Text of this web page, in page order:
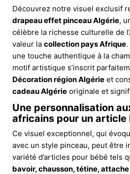
Découvrez notre visuel exclusif
drapeau effet pinceau Algérie,
célèbre la richesse culturelle de
valeur la collection pays Afrique
une touche authentique à la
motif artistique s’inscrit
Décoration région Algérie et
cadeau Algérie originale et
Une personnalisation
africains pour un article
Ce visuel exceptionnel, qui
avec un style pinceau, peut être
variété d’articles pour bébé tels
bavoir, chausson, tétine,